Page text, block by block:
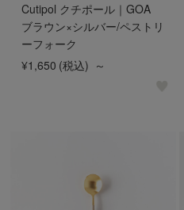
Cutipol クチポール｜GOA
ブラウン×シルバー/ペストリ
ーフォーク
¥1,650 (税込) ～